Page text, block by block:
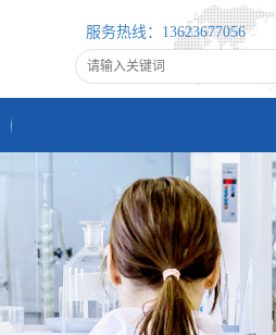
服务热线： 13623677056